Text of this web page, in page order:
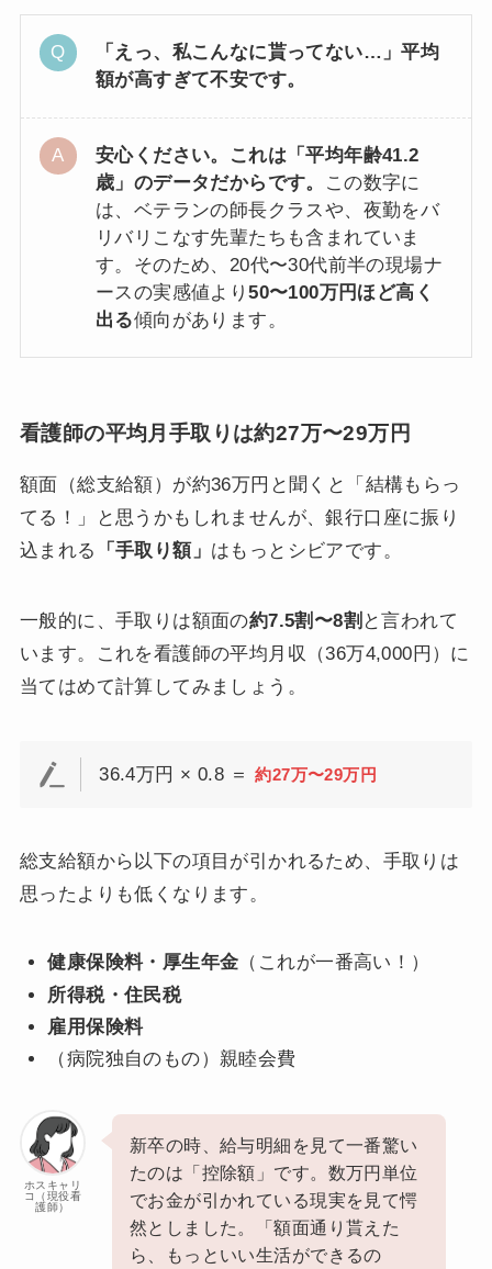
「えっ、私こんなに貰ってない…」平均
額が高すぎて不安です。
安心ください。これは「平均年齢41.2
歳」のデータだからです。
この数字に
は、ベテランの師長クラスや、夜勤をバ
リバリこなす先輩たちも含まれていま
す。そのため、20代〜30代前半の現場ナ
ースの実感値より50〜100万円ほど高く
出る傾向があります。
看護師の平均月手取りは約27万〜29万円
額面（総支給額）が約36万円と聞くと「結構もらっ
てる！」と思うかもしれませんが、銀行口座に振り
込まれる
「手取り額」 はもっとシビアです。
一般的に、手取りは額面の約7.5割〜8割 と言われて
います。これを看護師の平均月収（36万4,000円）に
当てはめて計算してみましょう。
36.4万円 × 0.8 ＝約27万〜29万円
総支給額から以下の項目が引かれるため、手取りは
思ったよりも低くなります。
健康保険料・厚生年金 （これが一番高い！）
所得税・住民税
雇用保険料
（病院独自のもの）親睦会費
ホスキャリ
コ（現役看
護師）
新卒の時、給与明細を見て一番驚い
たのは「控除額」です。数万円単位
でお金が引かれている現実を見て愕
然としました。「額面通り貰えた
ら、もっといい生活ができるの